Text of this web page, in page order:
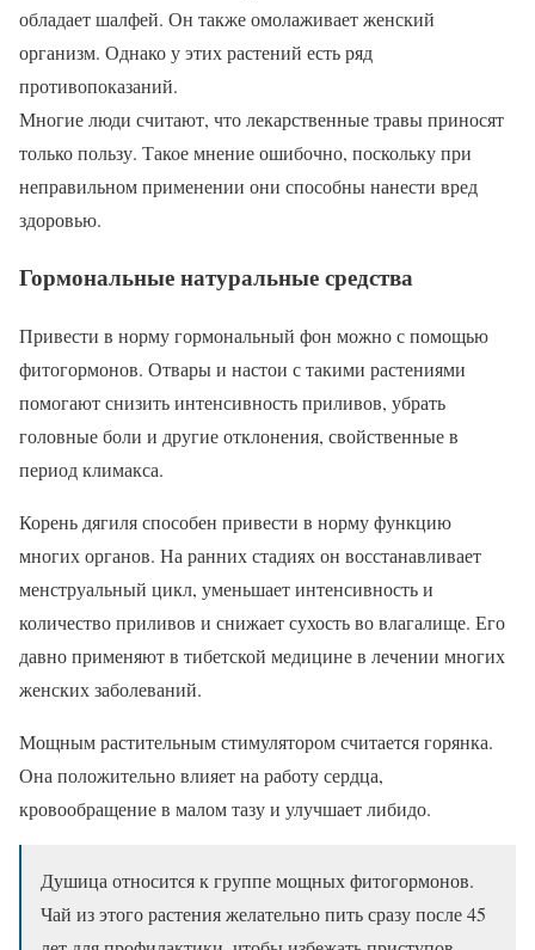
обладает шалфей. Он также омолаживает женский
организм. Однако у этих растений есть ряд
противопоказаний.
Многие люди считают, что лекарственные травы приносят
только пользу. Такое мнение ошибочно, поскольку при
неправильном применении они способны нанести вред
здоровью.
Гормональные натуральные средства
Привести в норму гормональный фон можно с помощью
фитогормонов. Отвары и настои с такими растениями
помогают снизить интенсивность приливов, убрать
головные боли и другие отклонения, свойственные в
период климакса.
Корень дягиля способен привести в норму функцию
многих органов. На ранних стадиях он восстанавливает
менструальный цикл, уменьшает интенсивность и
количество приливов и снижает сухость во влагалище. Его
давно применяют в тибетской медицине в лечении многих
женских заболеваний.
Мощным растительным стимулятором считается горянка.
Она положительно влияет на работу сердца,
кровообращение в малом тазу и улучшает либидо.
Душица относится к группе мощных фитогормонов.
Чай из этого растения желательно пить сразу после 45